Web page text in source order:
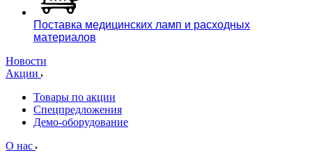
Поставка медицинских ламп и расходных
материалов
Новости
Акции
Товары по акции
Спецпредложения
Демо-оборудование
О нас